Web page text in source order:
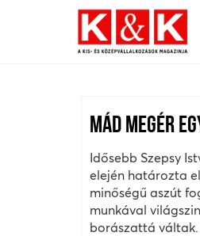
MÁD MEGÉR
Idősebb Szepsy
elején határozta
minőségű aszút
munkával
borászattá váltak.